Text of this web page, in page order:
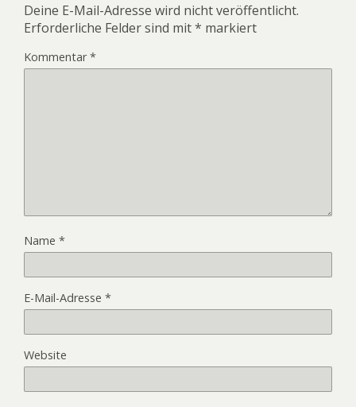
Deine E-Mail-Adresse wird nicht veröffentlicht.
Erforderliche Felder sind mit* markiert
Kommentar*
Name *
E-Mail-Adresse *
Website